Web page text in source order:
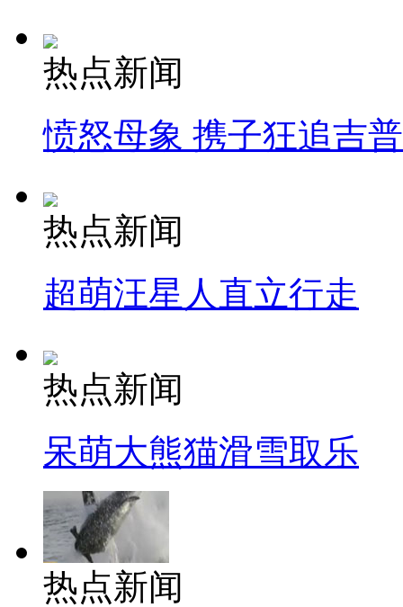
热点新闻
愤怒母象 携子狂追吉
热点新闻
超萌汪星人直立行走
热点新闻
呆萌大熊猫滑雪取乐
热点新闻